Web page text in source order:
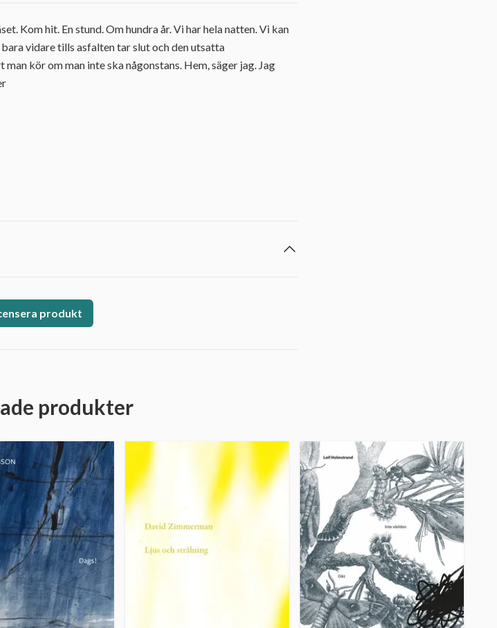
Kom hit. En stund. Om hundra år. Vi har hela natten. Vi kan
vidare tills asfalten tar slut och den utsatta
kör om man inte ska någonstans. Hem, säger jag. Jag
produkt
produkter